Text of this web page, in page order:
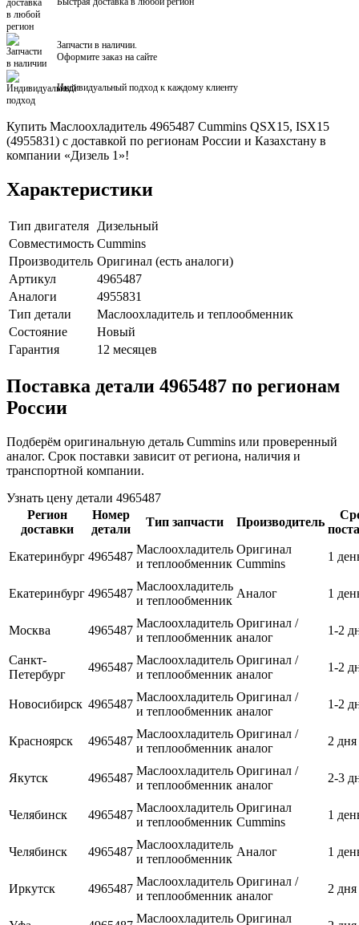
Запчасти в наличии.
Оформите заказ на сайте
Индивидуальный подход к каждому клиенту
Купить Маслоохладитель 4965487 Cummins QSX15, ISX15
(4955831) с доставкой по регионам России и Казахстану в
компании «Дизель 1»!
Характеристики
Тип двигателя
Дизельный
Совместимость Cummins
Производитель Оригинал (есть аналоги)
Артикул
4965487
Аналоги
4955831
Тип детали
Маслоохладитель и теплообменник
Состояние
Новый
Гарантия
12 месяцев
Поставка детали 4965487 по регионам
России
Подберём оригинальную деталь Cummins или проверенный
аналог. Срок поставки зависит от региона, наличия и
транспортной компании.
Узнать цену детали 4965487
Регион
доставки
Номер
детали
Тип запчасти Производитель
Екатеринбург 4965487
Маслоохладитель
и теплообменник
Оригинал
Cummins
1
Екатеринбург 4965487
Маслоохладитель
и теплообменник
Аналог 1
Москва 4965487
Маслоохладитель
и теплообменник
Оригинал /
аналог
1-2
Санкт-
Петербург
4965487
Маслоохладитель
и теплообменник
Оригинал /
аналог
1-2
Новосибирск 4965487
Маслоохладитель
и теплообменник
Оригинал /
аналог
1-2
Красноярск 4965487
Маслоохладитель
и теплообменник
Оригинал /
аналог
2 дня
Якутск 4965487
Маслоохладитель
и теплообменник
Оригинал /
аналог
2-3
Челябинск 4965487
Маслоохладитель
и теплообменник
Оригинал
Cummins
1
Челябинск 4965487
Маслоохладитель
и теплообменник
Аналог 1
Иркутск 4965487
Маслоохладитель
и теплообменник
Оригинал /
аналог
2 дня
Маслоохладитель Оригинал